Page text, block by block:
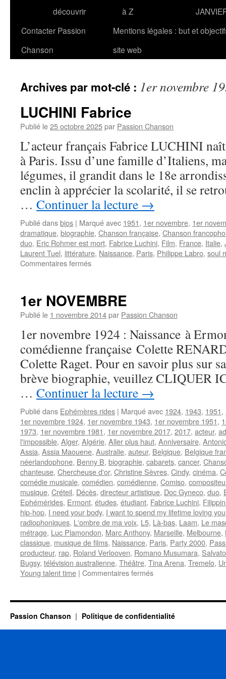
découvrir
à Z
Contacter Passion
Chanson
Mentions légales : but et
site web
Archives par mot-clé : 1er novembre
LUCHINI Fabrice
Publié le25 octobre 2025par Passion Chanson
L’acteur français Fabrice LUCHINI
à Paris. Issu d’une famille d’Italiens,
légumes, il grandit dans le 18e
enclin à apprécier la scolarité, il se
… Continuer la lecture →
Publié dansbios | Marqué avec 1951, 1er novembre, 1er
dramatique, biographie, Chanson française, Chanson
duo, Eric Rohmer est mort, Fabrice Luchini, Film, France, Italie,
Laurent Tuel, littérature, Naissance, Paris, Philippe Labro, soul
Commentaires ferméssur
1er NOVEMBRE
Publié le 1 novembre 2014par Passion Chanson
1er novembre 1924 : Naissance à
comédienne française Colette
Colette Raget. Pour en savoir plus sur
brève biographie, veuillez
… Continuer la lecture →
Publié dans Ephémères rides | Marqué avec 1924, 1943, 1951,
1er novembre 1924, 1er novembre 1943, 1er novembre 1951,
1973, 1er novembre 1981, 1er novembre 2017, 2017, acteur,
l'impossible, Alger, Algérie, Aller plus haut, Anniversaire,
Assia, Assia Maouene, Australie, auteur, Belgique, Belgique
néerlandophone, Benny B, biographie, cabarets, cancer,
chanteuse, Chercheuse d'or, Christine Sèvres, Cindy, cinéma,
comédie musicale, comédien, comédienne, Comiso,
musique, Créteil, Décès, directeur artistique, Doc Gyneco, duo,
Ephémérides, Ermont, études, étudiant, Fabrice Luchini,
hip-hop, I need your body, I want to spend my lifetime loving you
radiophoniques, L'ombre de ma voix, L5, Là-bas, Laam, Le
métrage, Luc Plamondon, Marc Anthony, Marseille, Melbourne,
classique, musique de films, Naissance, Paris, Party 2000,
producteur, rap, Roland Verlooven, Romano Musumara,
Bugsy, télévision australienne, Théâtre, Tina Arena, Tremelo,
Young talent time | Commentaires ferméssur
Passion Chanson Politique de confidentialité